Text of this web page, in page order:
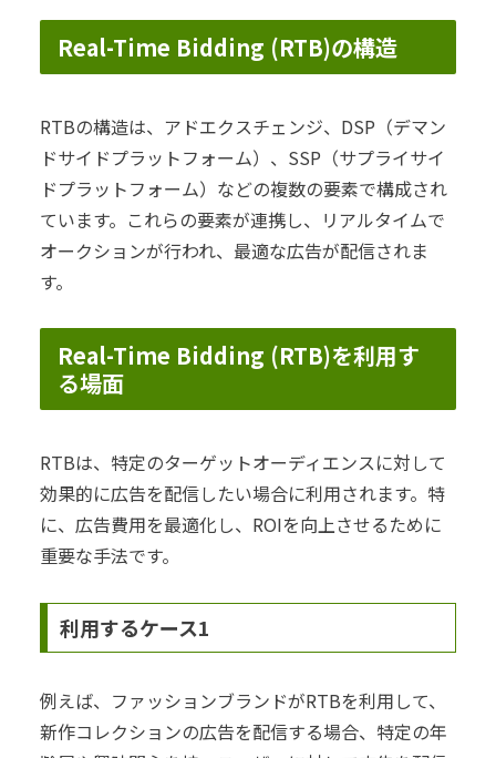
Real-Time Bidding (RTB)の構造
RTBの構造は、アドエクスチェンジ、DSP（デマン
ドサイドプラットフォーム）、SSP（サプライサイ
ドプラットフォーム）などの複数の要素で構成され
ています。これらの要素が連携し、リアルタイムで
オークションが行われ、最適な広告が配信されま
す。
Real-Time Bidding (RTB)を利用す
る場面
RTBは、特定のターゲットオーディエンスに対して
効果的に広告を配信したい場合に利用されます。特
に、広告費用を最適化し、ROIを向上させるために
重要な手法です。
利用するケース1
例えば、ファッションブランドがRTBを利用して、
新作コレクションの広告を配信する場合、特定の年